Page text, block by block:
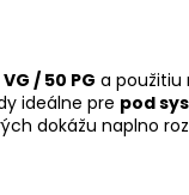
/ 50 PG a použitiu
ideálne pre pod
dokážu naplno